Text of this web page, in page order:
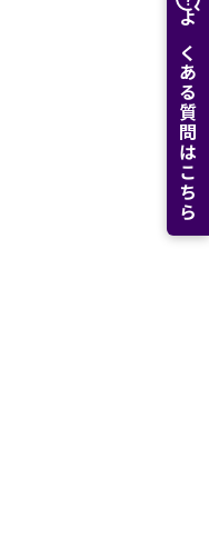
よくある質問はこちら